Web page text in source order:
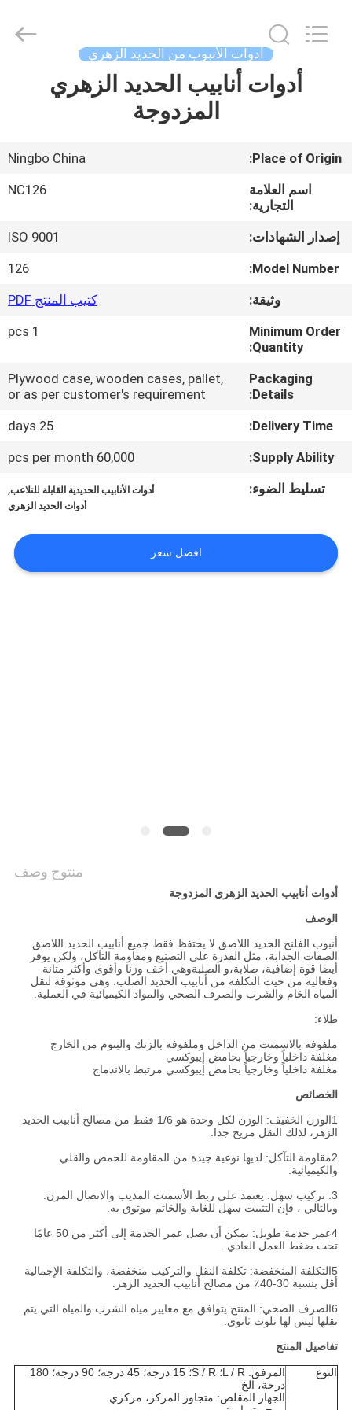
المنزل
فيديوهات
حولنا
المصنع
مراقبة
الجودة
اتصل
أخبار
CO.,LTD.
أدوات الأنبوب من الحديد الزهري
أدوات أنابيب الحديد الزهري
المزدوجة
Place of Origin:
Ningbo China
اسم العلامة
التجارية:
NC126
إصدار الشهادات:
ISO 9001
Model Number:
126
وثيقة:
كتيب المنتج PDF
Minimum Order
Quantity:
1 pcs
Packaging
Details:
Plywood case, wooden cases, pallet,
or as per customer's requirement
Delivery Time:
25 days
Supply Ability:
60,000 pcs per month
تسليط الضوء:
أدوات الأنابيب الحديدية القابلة للتلاعب,
أدوات الحديد الزهري
افضل سعر
منتوج وصف
أدوات أنابيب الحديد الزهري المزدوجة
الوصف
أنبوب الفلنج الحديد اللاصق لا يحتفظ فقط جميع أنابيب الحديد اللاصق
الصفات الجذابة، مثل القدرة على التصنيع ومقاومة التآكل، ولكن يوفر
أيضا قوة إضافية، صلابة،و الصلبةوهي أخف وزنا وأقوى وأكثر متانة
وفعالية من حيث التكلفة من أنابيب الحديد الصلب. وهي موثوقة لنقل
المياه الخام والشرب والصرف الصحي والمواد الكيميائية في العملية.
طلاء:
ملفوفة بالاسمنت من الداخل وملفوفة بالزنك والبتوم من الخارج
مغلفة داخلياً وخارجياً بحامض إيبوكسي
مغلفة داخلياً وخارجياً بحامض إيبوكسي مرتبط بالاندماج
الخصائص
1الوزن الخفيف: الوزن لكل وحدة هو 1/6 فقط من مصالح أنابيب الحديد
الزهر، لذلك النقل مريح جدا.
2مقاومة التآكل: لديها نوعية جيدة من المقاومة للحمض والقلي
والكيميائية.
3. تركيب سهل: يعتمد على ربط الأسمنت المذيب والاتصال المرن.
وبالتالي ، فإن التثبيت سهل للغاية والخاتم موثوق به.
4عمر خدمة طويل: يمكن أن يصل عمر الخدمة إلى أكثر من 50 عامًا
تحت ضغط العمل العادي.
5التكلفة المنخفضة: تكلفة النقل والتركيب منخفضة، والتكلفة الإجمالية
أقل بنسبة 30-40٪ من مصالح أنابيب الحديد الزهر.
6الصرف الصحي: المنتج يتوافق مع معايير مياه الشرب والمياه التي يتم
نقلها ليس لها تلوث ثانوي.
تفاصيل المنتج
النوع
المرفق: L / R؛ S / R؛ 15 درجة؛ 45 درجة؛ 90 درجة؛ 180
درجة، الخ
الجهاز المقلص: متجاوز المركز، مركزي